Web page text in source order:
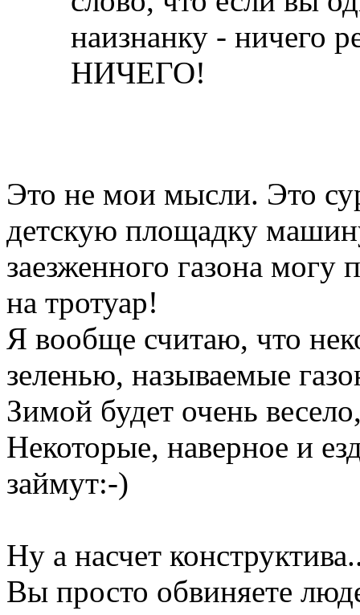
наизнанку - ничего
НИЧЕГО!
Это не мои мысли. Это
детскую площадку
заезженного газона могу
на тротуар!
Я вообще считаю, что
зеленью, называемые
Зимой будет очень
Некоторые, наверное и
займут:-)
Ну а насчет
Вы просто обвиняете